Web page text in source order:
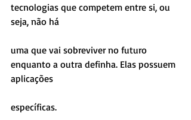
tecnologias que competem entre si, ou
seja, não há
uma que vai sobreviver no futuro
enquanto a outra definha. Elas possuem
aplicações
específicas.